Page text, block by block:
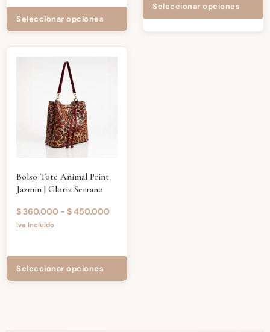
Seleccionar opciones
Seleccionar opciones
Bolso Tote Animal Print
Jazmin | Gloria Serrano
$360.000 - $450.000
Iva Incluido
Seleccionar opciones